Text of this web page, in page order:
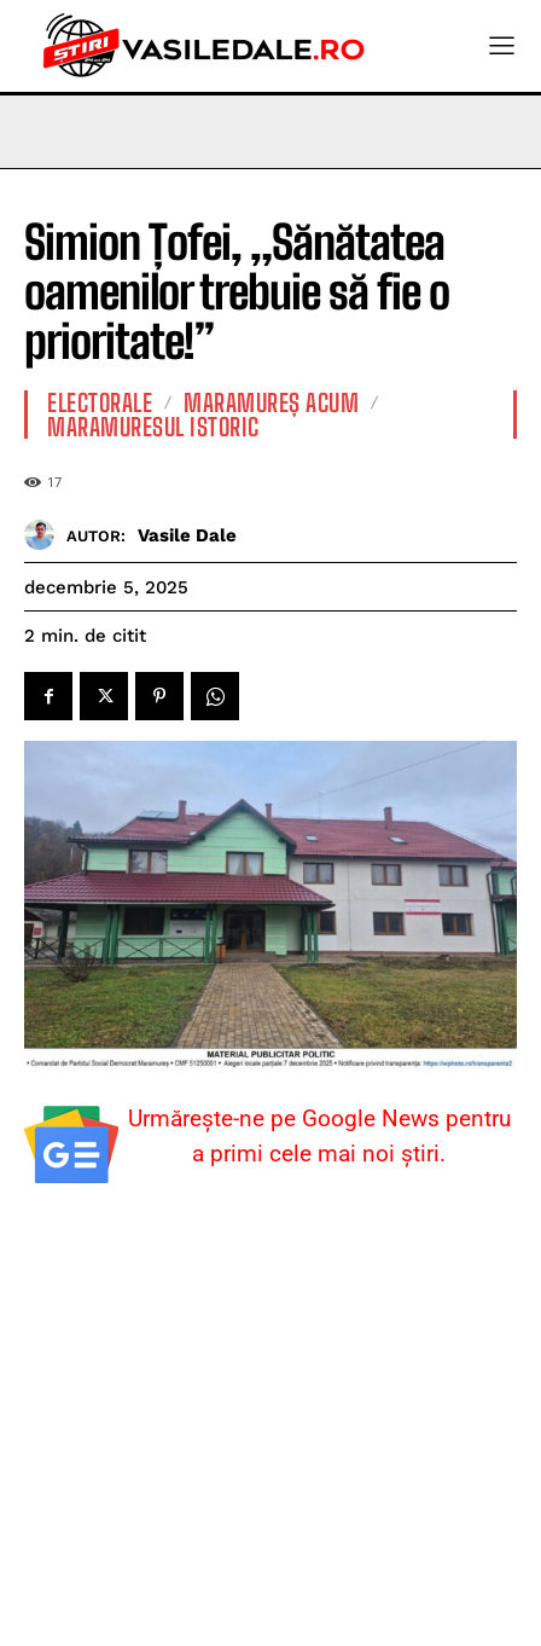
Simion Țofei, „Sănătatea
oamenilor trebuie să fie o
prioritate!”
ELECTORALE
MARAMUREȘ ACUM
MARAMURESUL ISTORIC
17
AUTOR: Vasile Dale
decembrie 5, 2025
2 min. de citit
Urmărește-ne pe Google News pentru
a primi cele mai noi știri.